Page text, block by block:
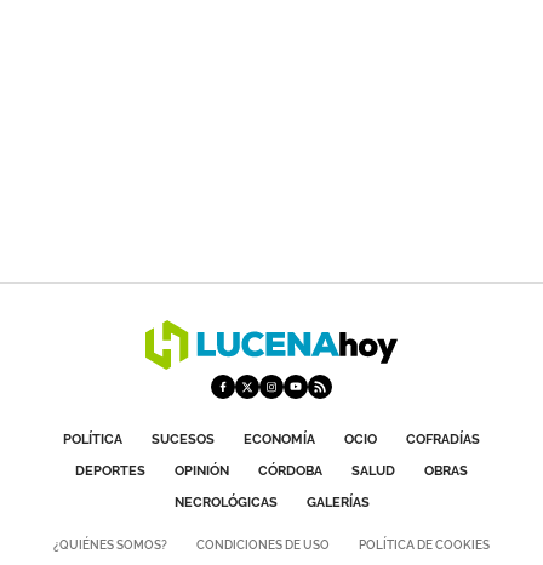
POLÍTICA SUCESOS ECONOMÍA OCIO
COFRADÍAS
DEPORTES
OPINIÓN CÓRDOBA SALUD
OBRAS
NECROLÓGICAS
GALERÍAS
¿QUIÉNES SOMOS? CONDICIONES DE USO POLÍTICA DE COOKIES